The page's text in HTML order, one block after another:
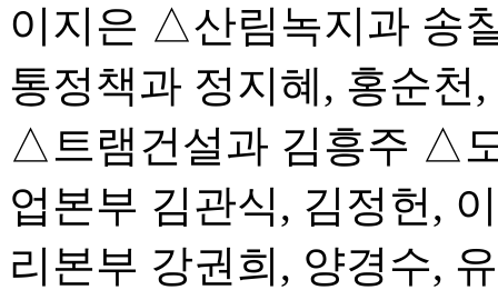
이지은 △산림녹지과 송
통정책과 정지혜, 홍순
△트램건설과 김흥주 △
업본부 김관식, 김정헌,
리본부 강권희, 양경수,